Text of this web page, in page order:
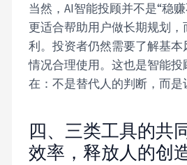
当然，AI智能投顾并不是“稳
更适合帮助用户做长期规划
利。投资者仍然需要了解基
情况合理使用。这也是智能
在：不是替代人的判断，而是
四、三类工具的共
效率，释放人的创